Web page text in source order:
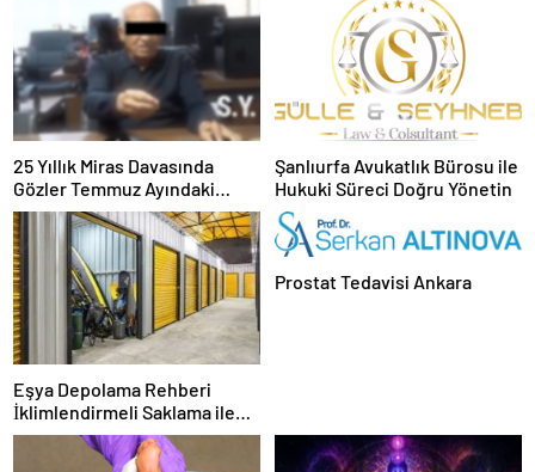
25 Yıllık Miras Davasında
Gözler Temmuz Ayındaki
Karar Duruşmasına Çevrildi
Şanlıurfa Avukatlık Bürosu ile
Hukuki Süreci Doğru Yönetin
Eşya Depolama Rehberi
İklimlendirmeli Saklama ile
Güvenli Kullanım
Prostat Tedavisi Ankara